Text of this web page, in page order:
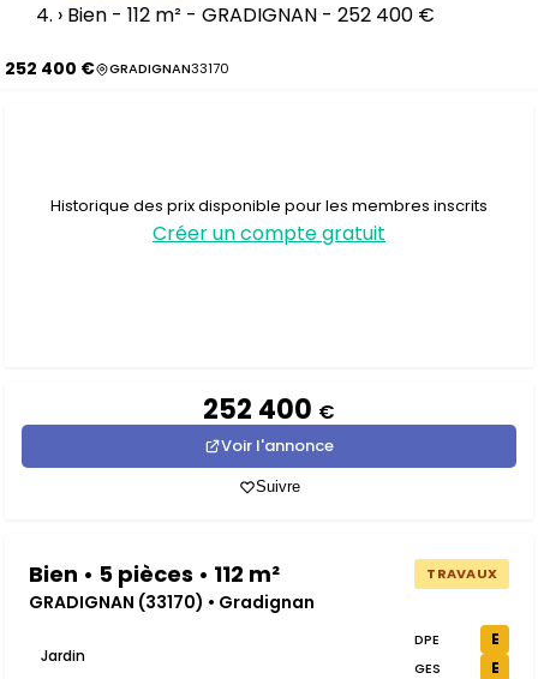
› Bien - 112 m² - GRADIGNAN - 252 400 €
252 400 € GRADIGNAN33170
Historique des prix disponible pour les membres inscrits
Créer un compte gratuit
252 400 €
Voir l'annonce
Suivre
Bien • 5 pièces • 112 m² TRAVAUX
GRADIGNAN (33170) • Gradignan
Jardin
DPE E
GES E